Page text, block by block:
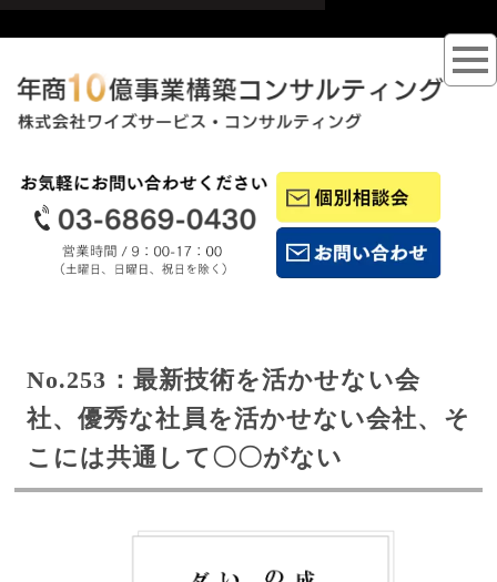
No.253 ： 最新技術を活かせない会
社、優秀な社員を活かせない会社、そ
こには共通して〇〇がない